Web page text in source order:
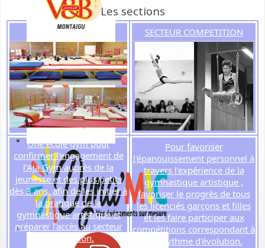
Les sections
L'ECOLE GYM SECTEUR COMPETITION
Une école gym pour
confirmer l’engagement de
l’Aja Gym auprès de la
jeunesse et des plus petits
dès 3 ans, afin de les initier à
la pratique de la
gymnastique artistique et
préparer l'accès au secteur
compétition.
Pour favoriser
l'épanouissement personnel à
travers l'expérience de la
gymnastique artistique ,
favoriser le progrès de tous
les licenciés garçons et filles
et les faire participer aux
compétitions correspondant à
leur rythme d'évolution.